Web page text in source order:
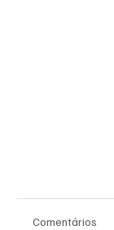
Comentários